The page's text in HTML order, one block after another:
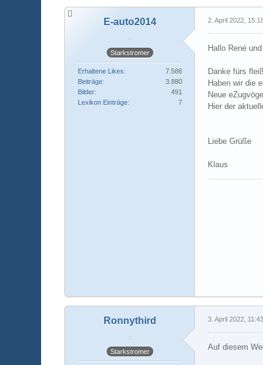
E-auto2014
Starkstromer
Erhaltene Likes
7.586
Beiträge
3.880
Bilder
491
Lexikon Einträge
7
2. April 2022,
Hallo René
Danke fürs
Haben wir die
Neue
Hier der
Liebe Grüße
Klaus
Ronnythird
Starkstromer
3. April 2022, 11:43
Auf diesem